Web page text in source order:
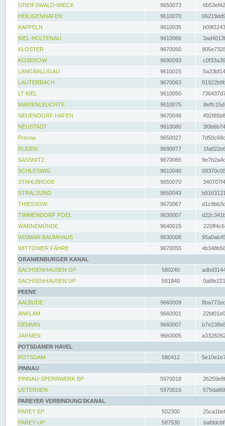
GREIFSWALD-WIECK
9650073
HEILIGENHAFEN
9610070
KAPPELN
9610035
KIEL-HOLTENAU
9610066
KLOSTER
9670050
KOSEROW
9690093
LANGBALLIGAU
9610015
LAUTERBACH
9670063
LT KIEL
9610050
MARIENLEUCHTE
9610075
NEUENDORF HAFEN
9670046
NEUSTADT
9610080
Prerow
9650027
RUDEN
9690077
SASSNITZ
9670065
SCHLESWIG
9610040
STAHLBRODE
9650070
STRALSUND
9650043
THIESSOW
9670067
TIMMENDORF POEL
9630007
WARNEMÜNDE
9640015
WISMAR-BAUMHAUS
9630008
WITTOWER FÄHRE
9670055
ORANIENBURGER KANAL
SACHSENHAUSEN OP
580240
SACHSENHAUSEN UP
581840
PEENE
AALBUDE
9660009
ANKLAM
9660001
DEMMIN
9660007
JARMEN
9660005
POTSDAMER HAVEL
POTSDAM
580412
PINNAU
PINNAU-SPERRWERK BP
5970018
UETERSEN
5970016
PAREYER VERBINDUNGSKANAL
PAREY EP
502300
PAREY UP
587530